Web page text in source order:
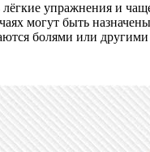
упражнения и
могут быть
болями или